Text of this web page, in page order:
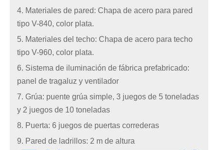
4. Materiales de pared: Chapa de acero para pared
tipo V-840, color plata.
5. Materiales del techo: Chapa de acero para techo
tipo V-960, color plata.
6. Sistema de iluminación de fábrica prefabricado:
panel de tragaluz y ventilador
7. Grúa: puente grúa simple, 3 juegos de 5 toneladas
y 2 juegos de 10 toneladas
8. Puerta: 6 juegos de puertas correderas
9. Pared de ladrillos: 2 m de altura